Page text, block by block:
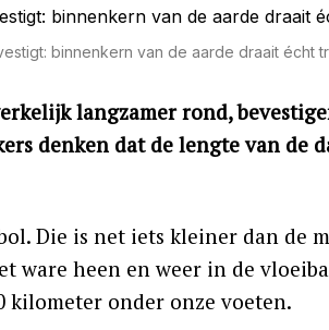
binnenkern van de aarde draait écht
langzamer rond,
denken dat de lengte van de
Die is net iets kleiner dan de
ware heen en weer in de
kilometer onder onze voeten.